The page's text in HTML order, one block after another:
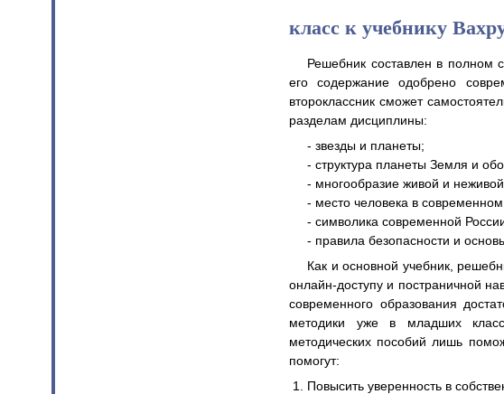
класс к учебнику
Решебник составлен в полном
его содержание одобрено
второклассник сможет
разделам дисциплины:
- звезды и планеты;
- структура планеты Земля и
- многообразие живой и
- место человека в
- символика современной
- правила безопасности и
Как и основной учебник,
онлайн-доступу и постраничной
современного образования
методики уже в младших
методических пособий лишь
помогут:
Повысить уверенность в